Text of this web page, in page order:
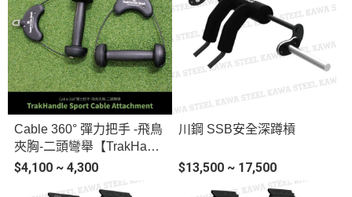
Cable 360° 彈力把手 -飛鳥
夾胸-二頭彎舉【TrakHandl
e Sport】
$4,100 ~ 4,300
川鋼 SSB安全深蹲槓
$13,500 ~ 17,500